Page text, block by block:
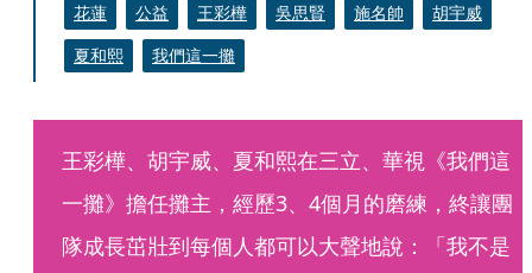
花蓮 公益 王彩樺 吳思賢 施名帥
胡宇威
夏和熙
我們這一攤
王彩樺、胡宇威、夏和熙在三立、華視《我們這
一攤》擔任攤主，經歷3、4個月的磨練，終讓團
隊成長茁壯到每個人都可以大聲地說：「我不是